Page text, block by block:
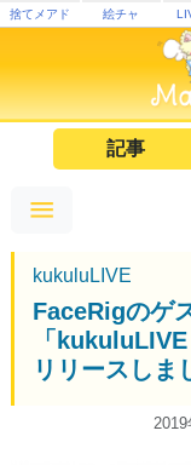
捨てメアド 絵チャ
記事
kukuluLIVE
FaceRigのゲ
「
リリースしま